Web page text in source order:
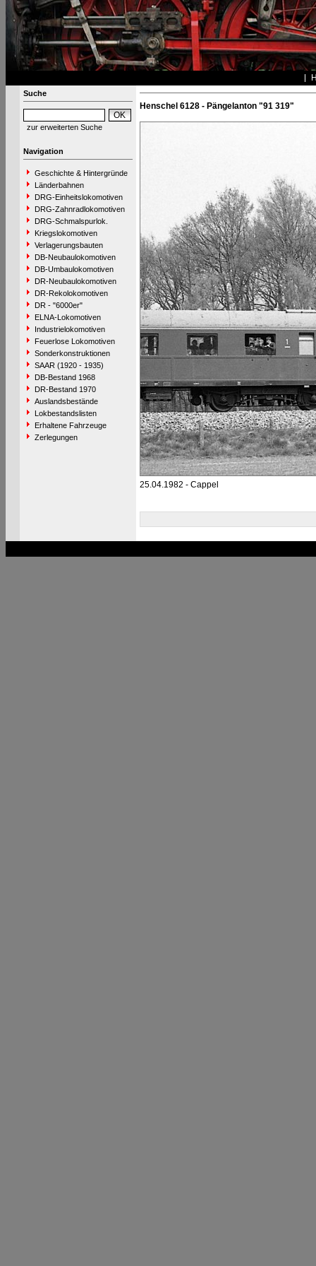
Suche
zur erweiterten Suche
Navigation
Geschichte & Hintergründe
Länderbahnen
DRG-Einheitslokomotiven
DRG-Zahnradlokomotiven
DRG-Schmalspurlok.
Kriegslokomotiven
Verlagerungsbauten
DB-Neubaulokomotiven
DB-Umbaulokomotiven
DR-Neubaulokomotiven
DR-Rekolokomotiven
DR - "6000er"
ELNA-Lokomotiven
Industrielokomotiven
Feuerlose Lokomotiven
Sonderkonstruktionen
SAAR (1920 - 1935)
DB-Bestand 1968
DR-Bestand 1970
Auslandsbestände
Lokbestandslisten
Erhaltene Fahrzeuge
Zerlegungen
Henschel 6128 - Pängelanton "91 319"
25.04.1982 - Cappel